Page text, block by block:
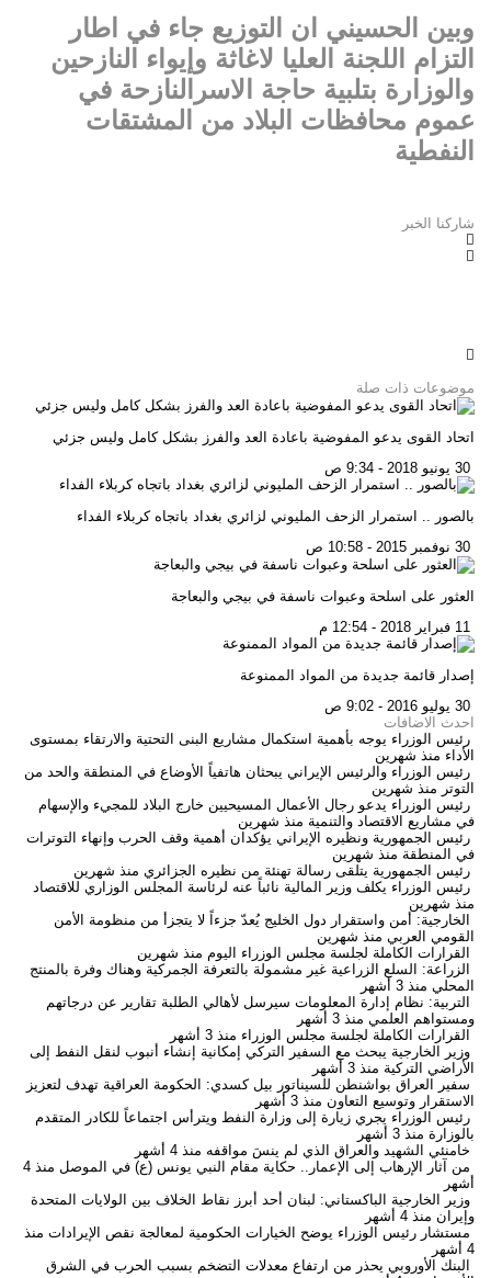
وبين الحسيني ان التوزيع جاء في اطار
التزام اللجنة العليا لاغاثة وإيواء النازحين
والوزارة بتلبية حاجة الاسرالنازحة في
عموم محافظات البلاد من المشتقات
النفطية
شاركنا الخبر
موضوعات ذات صلة
اتحاد القوى يدعو المفوضية باعادة العد والفرز بشكل كامل وليس جزئي
بالصور .. استمرار الزحف المليوني لزائري بغداد باتجاه كربلاء الفداء
العثور على اسلحة وعبوات ناسفة في بيجي والبعاجة
إصدار قائمة جديدة من المواد الممنوعة
احدث الاضافات
رئيس الوزراء يوجه بأهمية استكمال مشاريع البنى التحتية والارتقاء بمستوى
الأداء منذ شهرين
رئيس الوزراء والرئيس الإيراني يبحثان هاتفياً الأوضاع في المنطقة والحد من
التوتر منذ شهرين
رئيس الوزراء يدعو رجال الأعمال المسيحيين خارج البلاد للمجيء والإسهام
في مشاريع الاقتصاد والتنمية منذ شهرين
رئيس الجمهورية ونظيره الإيراني يؤكدان أهمية وقف الحرب وإنهاء التوترات
في المنطقة منذ شهرين
رئيس الجمهورية يتلقى رسالة تهنئة من نظيره الجزائري منذ شهرين
رئيس الوزراء يكلف وزير المالية نائباً عنه لرئاسة المجلس الوزاري للاقتصاد
منذ شهرين
الخارجية: أمن واستقرار دول الخليج يُعدّ جزءاً لا يتجزأ من منظومة الأمن
القومي العربي منذ شهرين
القرارات الكاملة لجلسة مجلس الوزراء اليوم منذ شهرين
الزراعة: السلع الزراعية غير مشمولة بالتعرفة الجمركية وهناك وفرة بالمنتج
المحلي منذ 3 أشهر
التربية: نظام إدارة المعلومات سيرسل لأهالي الطلبة تقارير عن درجاتهم
ومستواهم العلمي منذ 3 أشهر
القرارات الكاملة لجلسة مجلس الوزراء منذ 3 أشهر
وزير الخارجية يبحث مع السفير التركي إمكانية إنشاء أنبوب لنقل النفط إلى
الأراضي التركية منذ 3 أشهر
سفير العراق بواشنطن للسيناتور بيل كسدي: الحكومة العراقية تهدف لتعزيز
الاستقرار وتوسيع التعاون منذ 3 أشهر
رئيس الوزراء يجري زيارة إلى وزارة النفط ويترأس اجتماعاً للكادر المتقدم
بالوزارة منذ 3 أشهر
خامنئي الشهيد والعراق الذي لم ينسَ مواقفه منذ 4 أشهر
من آثار الإرهاب إلى الإعمار.. حكاية مقام النبي يونس (ع) في الموصل
منذ 4
أشهر
وزير الخارجية الباكستاني: لبنان أحد أبرز نقاط الخلاف بين الولايات المتحدة
وإيران منذ 4 أشهر
مستشار رئيس الوزراء يوضح الخيارات الحكومية لمعالجة نقص الإيرادات منذ
4 أشهر
البنك الأوروبي يحذر من ارتفاع معدلات التضخم بسبب الحرب في الشرق